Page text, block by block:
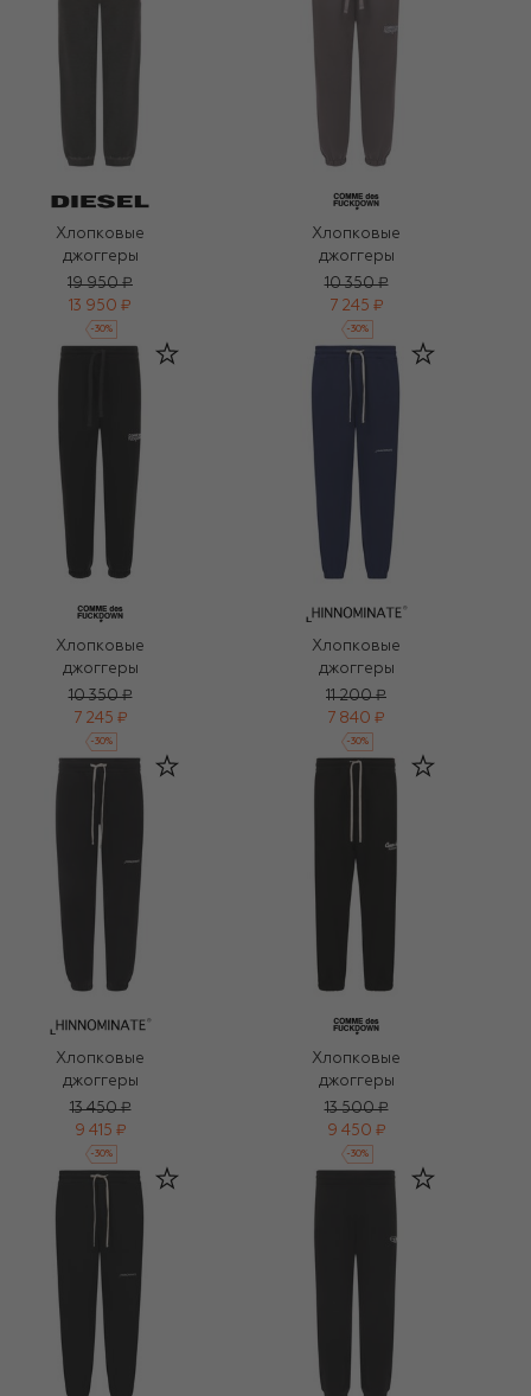
Хлопковые
джоггеры
19 950 ₽
13 950 ₽
-30%
Хлопковые
джоггеры
10 350 ₽
7 245 ₽
-30%
Хлопковые
джоггеры
10 350 ₽
7 245 ₽
-30%
Хлопковые
джоггеры
11 200 ₽
7 840 ₽
-30%
Хлопковые
джоггеры
13 450 ₽
9 415 ₽
-30%
Хлопковые
джоггеры
13 500 ₽
9 450 ₽
-30%